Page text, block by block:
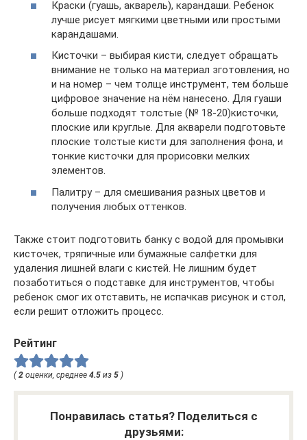
Краски (гуашь, акварель), карандаши. Ребенок
лучше рисует мягкими цветными или простыми
карандашами.
Кисточки – выбирая кисти, следует обращать
внимание не только на материал зготовления, но
и на номер – чем толще инструмент, тем больше
цифровое значение на нём нанесено. Для гуаши
больше подходят толстые (№ 18-20)кисточки,
плоские или круглые. Для акварели подготовьте
плоские толстые кисти для заполнения фона, и
тонкие кисточки для прорисовки мелких
элементов.
Палитру – для смешивания разных цветов и
получения любых оттенков.
Также стоит подготовить банку с водой для промывки
кисточек, тряпичные или бумажные салфетки для
удаления лишней влаги с кистей. Не лишним будет
позаботиться о подставке для инструментов, чтобы
ребенок смог их отставить, не испачкав рисунок и стол,
если решит отложить процесс.
Рейтинг
( 2 оценки, среднее 4.5 из 5 )
Понравилась статья? Поделиться с
друзьями: